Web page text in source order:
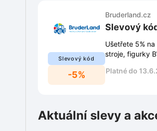
Slevový kód
-5%
Bruderland.cz
Slevový
Ušetřete 5%
stroje, figurky
Platné do
Aktuální slevy a